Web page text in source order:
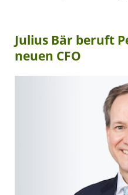
Julius Bär beruft
neuen CFO